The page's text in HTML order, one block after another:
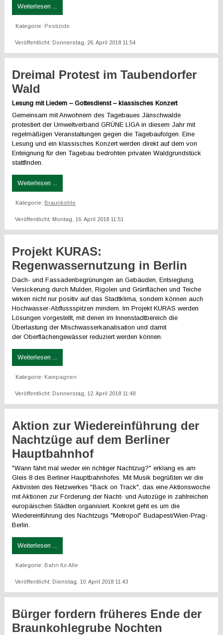
Weiterlesen ...
Kategorie: Pestizide
Veröffentlicht: Donnerstag, 26. April 2018 11:54
Dreimal Protest im Taubendorfer
Wald
Lesung mit Liedern – Gottesdienst – klassisches Konzert
Gemeinsam mit Anwohnern des Tagebaues Jänschwalde
protestiert der Umweltverband GRÜNE LIGA in diesem Jahr mit
regelmäßigen Veranstaltungen gegen die Tagebaufolgen. Eine
Lesung und ein klassisches Konzert werden direkt auf dem von
Enteignung für den Tagebau bedrohten privaten Waldgrundstück
stattfinden.
Weiterlesen ...
Kategorie: Braunkohle
Veröffentlicht: Montag, 16. April 2018 11:51
Projekt KURAS:
Regenwassernutzung in Berlin
Dach- und Fassadenbegrünungen an Gebäuden, Entsieglung,
Versickerung durch Mulden, Rigolen und Grünflächen und Teiche
wirken nicht nur positiv auf das Stadtklima, sondern können auch
Hochwasser-Abflussspitzen mindern. Im Projekt KURAS werden
Lösungen vorgestellt, mit denen im Innenstadtbereich die
Überlastung der Mischwasserkanalisation und damit
der Oberflächengewässer reduziert werden können.
Weiterlesen ...
Kategorie: Kampagnen
Veröffentlicht: Donnerstag, 12. April 2018 11:48
Aktion zur Wiedereinführung der
Nachtzüge auf dem Berliner
Hauptbahnhof
"Wann fährt mal wieder ein richtiger Nachtzug?" erklang es am
Gleis 8 des Berliner Hauptbahnhofes. Mit Musik begrüßten wir die
Aktivisten des Netzwerkes "Back on Track", das eine Aktionswoche
mit Aktionen zur Förderung der Nacht- und Autozüge in zahlreichen
europäischen Städten organisiert. Konkret geht es um die
Wiedereinführung des Nachtzugs "Metropol" Budapest/Wien-Prag-
Berlin.
Weiterlesen ...
Kategorie: Bahn für Alle
Veröffentlicht: Dienstag, 10. April 2018 11:43
Bürger fordern früheres Ende der
Braunkohlegrube Nochten